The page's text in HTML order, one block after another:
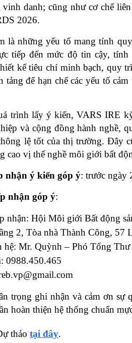
vinh danh; cũng như cơ chế
2026.
là những yếu tố mang tính
tiếp đến mức độ tin cậy,
kế tiêu chí minh bạch, quy
tảng để hạn chế các yếu tố
trình lấy ý kiến, VARS IRE
và cộng đồng hành nghề,
lệ tốt của thị trường. Đây
cao vị thế nghề môi giới bất
nhận ý kiến góp ý: trước ngày
nhận góp ý:
nhận: Hội Môi giới Bất động
2, Tòa nhà Thành Công, 57
hệ: Mr. Quỳnh – Phó Tổng
0988.450.465
trọng ghi nhận và cảm ơn sự
hoàn thiện hệ thống chuẩn
thảo tại đây.